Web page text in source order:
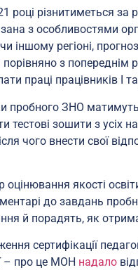
році різнитиметься
з особливостями
іншому регіоні,
з
праці працівників І
пробного ЗНО
зошити з усіх
чого внести свої
оцінювання якості
до завдань
й порадять, як
сертифікації
– про це МОН надало